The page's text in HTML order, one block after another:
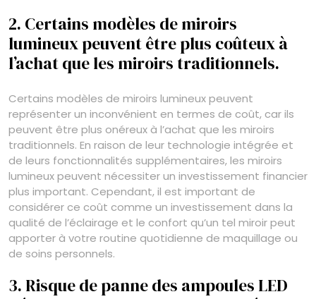
2. Certains modèles de miroirs
lumineux peuvent être plus coûteux à
l’achat que les miroirs traditionnels.
Certains modèles de miroirs lumineux peuvent
représenter un inconvénient en termes de coût, car ils
peuvent être plus onéreux à l’achat que les miroirs
traditionnels. En raison de leur technologie intégrée et
de leurs fonctionnalités supplémentaires, les miroirs
lumineux peuvent nécessiter un investissement financier
plus important. Cependant, il est important de
considérer ce coût comme un investissement dans la
qualité de l’éclairage et le confort qu’un tel miroir peut
apporter à votre routine quotidienne de maquillage ou
de soins personnels.
3. Risque de panne des ampoules LED